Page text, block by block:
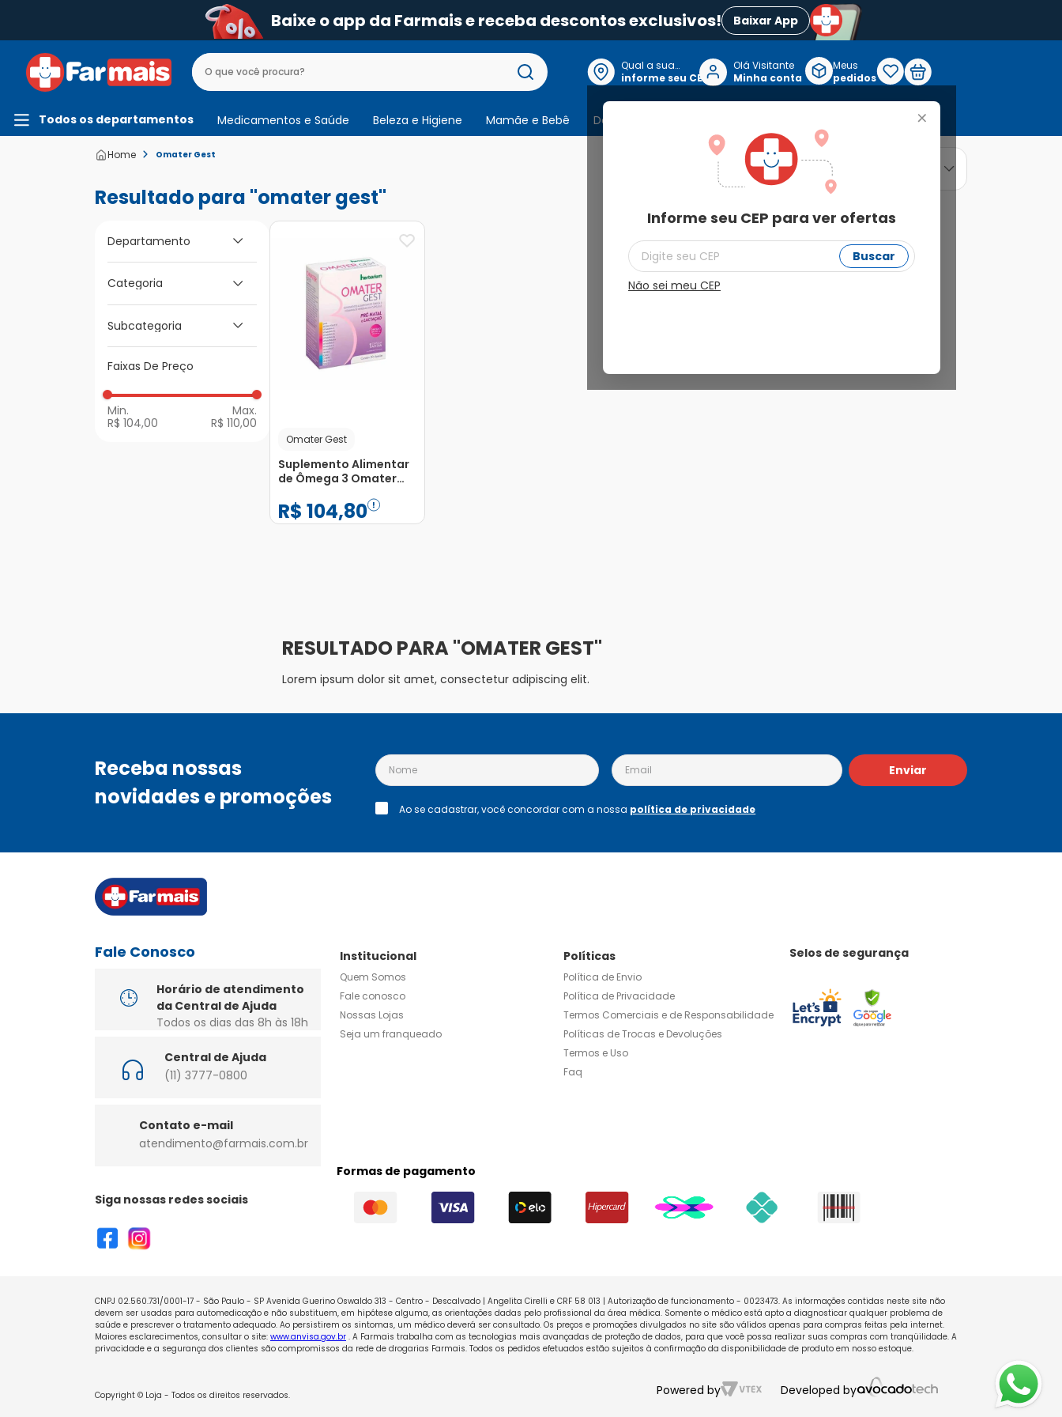
Baixe o app da Farmais e receba descontos exclusivos! Baixar App
Qual a sua
localização?
informe seu CEP
+
Informe seu CEP para ver ofertas
Buscar
Não sei meu CEP
Olá Visitante
Minha conta
Meus
pedidos
Todos os departamentos Medicamentos e Saúde Beleza e Higiene Mamãe e Bebê Dermocosmeticos
Omater Gest
omater gest
Departamento
Medicamentos e
Saúde
Categoria
Vitaminas e Energia
Subcategoria
Vitaminas e
Gestantes
Faixas De Preço
R$ 104,00 R$ 110,00
ordenar por
Omater Gest
Suplemento Alimentar
de Ômega 3 Omater
R$ 104,80
OMATER GEST
Lorem ipsum dolor sit amet, consectetur adipiscing elit.
Receba nossas
novidades e promoções
Enviar
Ao se cadastrar, você concordar com a nossa política de privacidade
Fale Conosco
Horário de atendimento
da Central de Ajuda
Todos os dias das 8h às 18h
Central de Ajuda
(11) 3777-0800
Contato e-mail
atendimento@farmais.com.br
Siga nossas redes sociais
Institucional
Quem Somos
Fale conosco
Nossas Lojas
Seja um franqueado
Políticas
Política de Envio
Política de Privacidade
Termos Comerciais e de Responsabilidade
Políticas de Trocas e Devoluções
Termos e Uso
Faq
Selos de segurança
Formas de pagamento
CNPJ 02.560.731/0001-17 - São Paulo - SP Avenida Guerino Oswaldo 313 - Centro - Descalvado | Angelita Cirelli e CRF 58 013 | Autorização de funcionamento - 0023473. As informações contidas neste site não
devem ser usadas para automedicação e não substituem, em hipótese alguma, as orientações dadas pelo profissional da área médica. Somente o médico está apto a diagnosticar qualquer problema de
saúde e prescrever o tratamento adequado. Ao persistirem os sintomas, um médico deverá ser consultado. Os preços e promoções divulgados no site são válidos apenas para compras feitas pela internet.
Maiores esclarecimentos, consultar o site: www.anvisa.gov.br . A Farmais trabalha com as tecnologias mais avançadas de proteção de dados, para que você possa realizar suas compras com tranqüilidade. A
privacidade e a segurança dos clientes são compromissos da rede de drogarias Farmais. Todos os pedidos efetuados estão sujeitos à confirmação da disponibilidade de produto em nosso estoque.
Copyright © Loja - Todos os direitos reservados. Powered by Developed by